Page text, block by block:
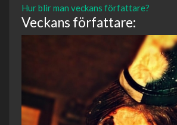
Hur blir man veckans författare?
Veckans författare: